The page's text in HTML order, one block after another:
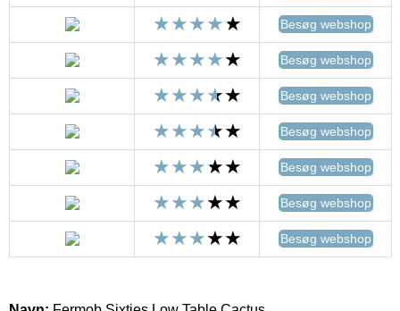
Besøg webshop
Besøg webshop
Besøg webshop
Besøg webshop
Besøg webshop
Besøg webshop
Besøg webshop